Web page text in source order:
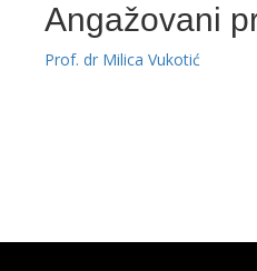
Angažovani
Prof. dr Milica Vukotić